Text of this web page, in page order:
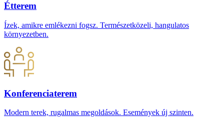
Étterem
Ízek, amikre emlékezni fogsz. Természetközeli, hangulatos
környezetben.
Konferenciaterem
Modern terek, rugalmas megoldások. Események új szinten.